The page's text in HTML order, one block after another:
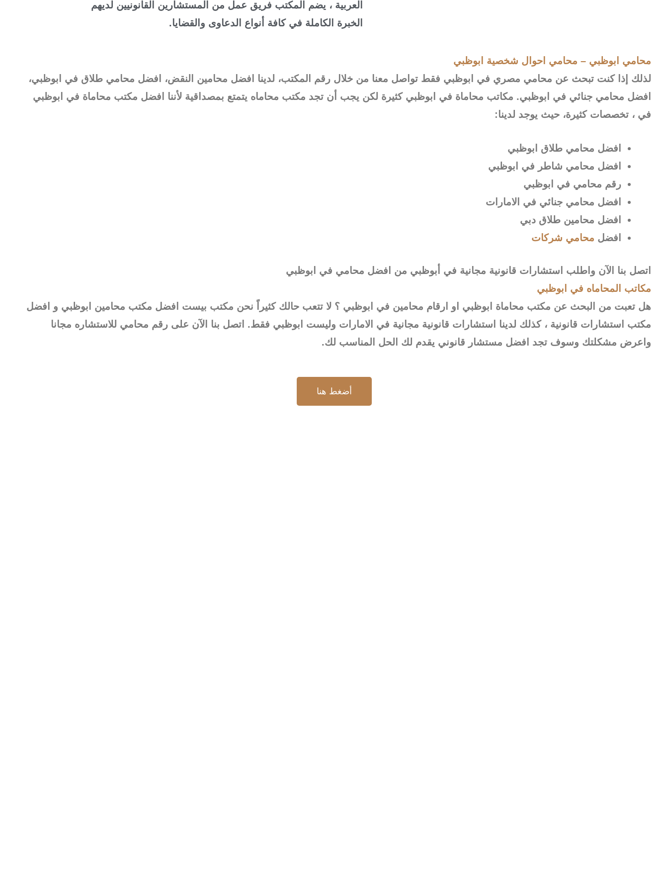
العربية ، يضم المكتب فريق عمل من المستشارين القانونيين لديهم
الخبرة الكاملة في كافة أنواع الدعاوى والقضايا.​
محامي ابوظبي – محامي احوال شخصية ابوظبي
لذلك إذا كنت تبحث عن محامي مصري في ابوظبي فقط تواصل معنا من خلال رقم المكتب، لدينا افضل محامين النقض، افضل محامي طلاق في ابوظبي،
افضل محامي جنائي في ابوظبي. مكاتب محاماة في ابوظبي كثيرة لكن يجب أن تجد مكتب محاماه يتمتع بمصداقية لأننا افضل مكتب محاماة في ابوظبي
في ، تخصصات كثيرة، حيث يوجد لدينا:
افضل محامي طلاق ابوظبي
افضل محامي شاطر في ابوظبي
رقم محامي في ابوظبي
افضل محامي جنائي في الامارات
افضل محامين طلاق دبي
افضل محامي شركات
اتصل بنا الآن واطلب استشارات قانونية مجانية في أبوظبي من افضل محامي في ابوظبي
مكاتب المحاماه في ابوظبي
هل تعبت من البحث عن مكتب محاماة ابوظبي او ارقام محامين في ابوظبي ؟ لا تتعب حالك كثيراً نحن مكتب بيست افضل مكتب محامين ابوظبي و افضل
مكتب استشارات قانونية ، كذلك لدينا استشارات قانونية مجانية في الامارات وليست ابوظبي فقط. اتصل بنا الآن على رقم محامي للاستشاره مجانا
واعرض مشكلتك وسوف تجد افضل مستشار قانوني يقدم لك الحل المناسب لك.
أضغط هنا